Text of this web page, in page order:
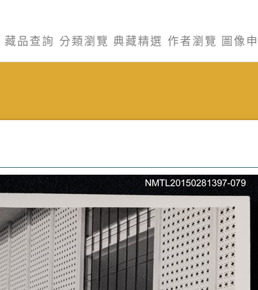
藏品查詢 分類瀏覽 典藏精選 作者瀏覽 圖像